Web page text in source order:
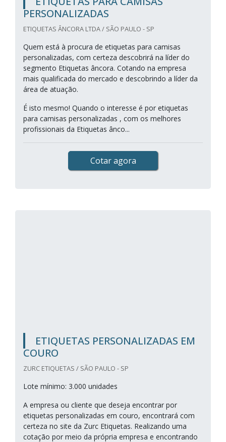
PERSONALIZADAS
ETIQUETAS ÂNCORA LTDA / SÃO PAULO - SP
Quem está à procura de etiquetas para camisas
personalizadas, com certeza descobrirá na líder do
segmento Etiquetas âncora. Cotando na empresa
mais qualificada do mercado e descobrindo a líder da
área de atuação.
É isto mesmo! Quando o interesse é por etiquetas
para camisas personalizadas , com os melhores
profissionais da Etiquetas ânco...
Cotar agora
ETIQUETAS PERSONALIZADAS EM
COURO
ZURC ETIQUETAS / SÃO PAULO - SP
Lote mínimo: 3.000 unidades
A empresa ou cliente que deseja encontrar por
etiquetas personalizadas em couro, encontrará com
certeza no site da Zurc Etiquetas. Realizando uma
cotação por meio da própria empresa e encontrando